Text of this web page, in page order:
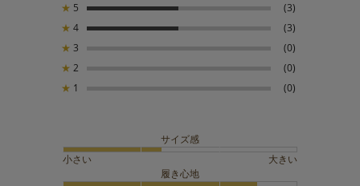
★ 5
(3)
★ 4
(3)
★ 3
(0)
★ 2
(0)
★ 1 (0)
サイズ感
小さい
大きい
履き心地